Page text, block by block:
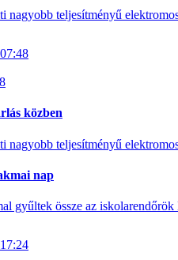
teljesítményű
közben
teljesítményű
nap
gyűltek össze az